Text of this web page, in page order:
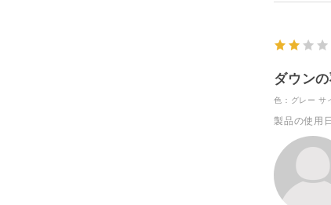
ダウン
色：グレー サ
製品の使用